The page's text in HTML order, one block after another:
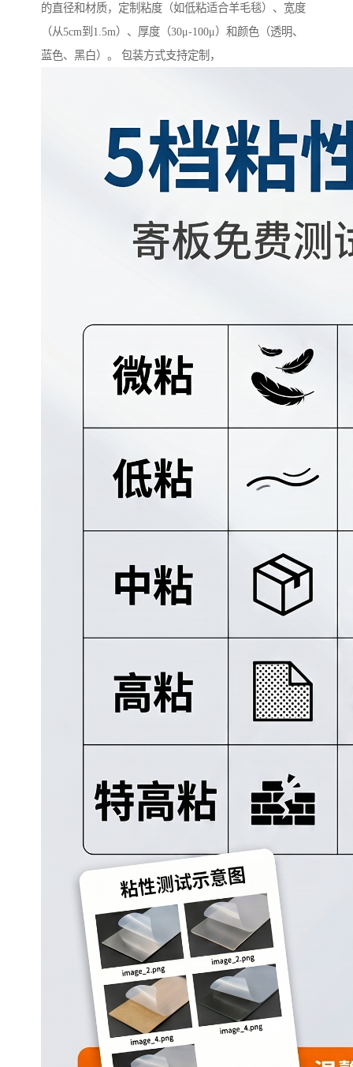
的直径和材质，定制粘度（如低粘适合羊毛毯）、宽度
（从5cm到1.5m）、厚度（30μ-100μ）和颜色（透明、
蓝色、黑白）。 包装方式支持定制，